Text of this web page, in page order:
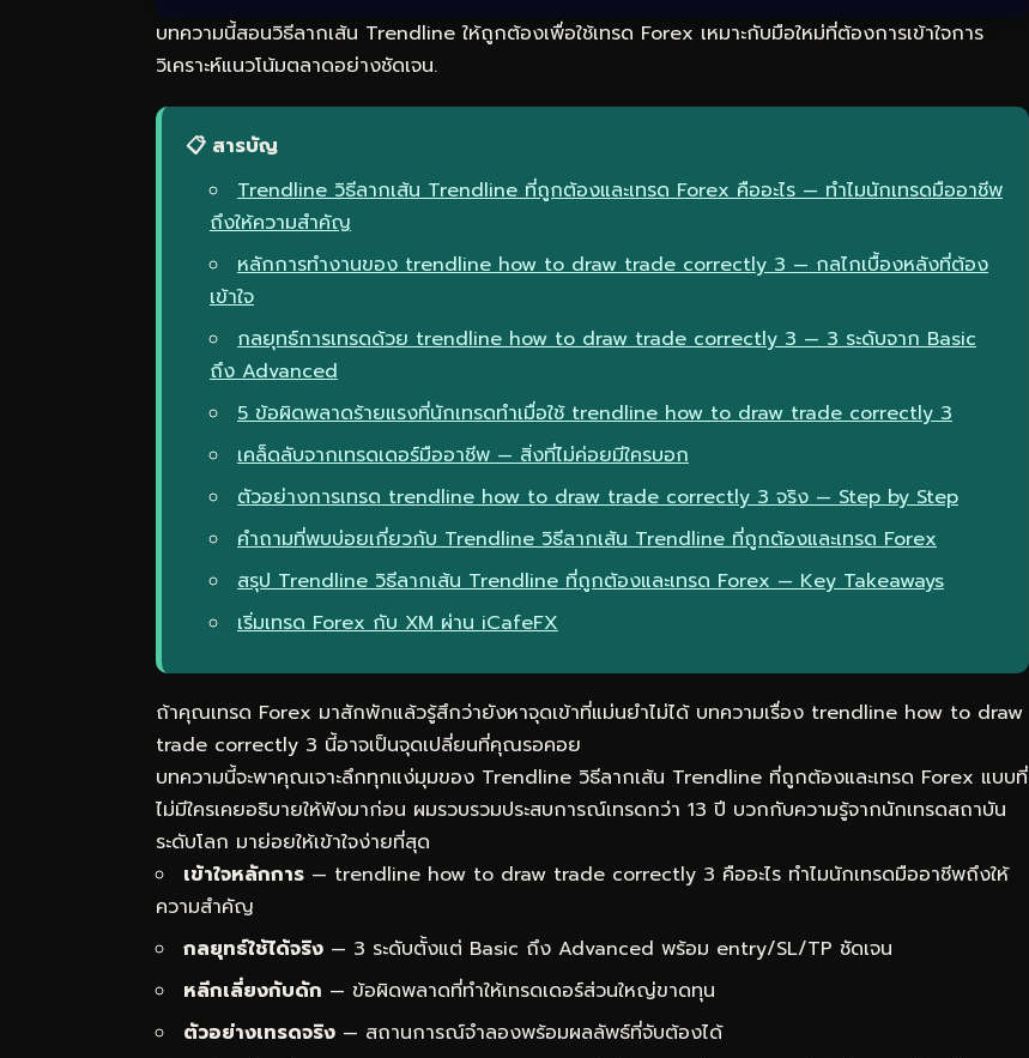
บทความนี้สอนวิธีลากเส้น Trendline ให้ถูกต้องเพื่อใช้เทรด Forex เหมาะกับมือใหม่ที่ต้องการเข้าใจการ
วิเคราะห์แนวโน้มตลาดอย่างชัดเจน.
📋 สารบัญ
Trendline วิธีลากเส้น Trendline ที่ถูกต้องและเทรด Forex คืออะไร — ทำไมนักเทรดมืออาชีพ
ถึงให้ความสำคัญ
หลักการทำงานของ trendline how to draw trade correctly 3 — กลไกเบื้องหลังที่ต้อง
เข้าใจ
กลยุทธ์การเทรดด้วย trendline how to draw trade correctly 3 — 3 ระดับจาก Basic
ถึง Advanced
5 ข้อผิดพลาดร้ายแรงที่นักเทรดทำเมื่อใช้ trendline how to draw trade correctly 3
เคล็ดลับจากเทรดเดอร์มืออาชีพ — สิ่งที่ไม่ค่อยมีใครบอก
ตัวอย่างการเทรด trendline how to draw trade correctly 3 จริง — Step by Step
คำถามที่พบบ่อยเกี่ยวกับ Trendline วิธีลากเส้น Trendline ที่ถูกต้องและเทรด Forex
สรุป Trendline วิธีลากเส้น Trendline ที่ถูกต้องและเทรด Forex — Key Takeaways
เริ่มเทรด Forex กับ XM ผ่าน iCafeFX
ถ้าคุณเทรด Forex มาสักพักแล้วรู้สึกว่ายังหาจุดเข้าที่แม่นยำไม่ได้ บทความเรื่อง trendline how to draw
trade correctly 3 นี้อาจเป็นจุดเปลี่ยนที่คุณรอคอย
บทความนี้จะพาคุณเจาะลึกทุกแง่มุมของ Trendline วิธีลากเส้น Trendline ที่ถูกต้องและเทรด Forex แบบที่
ไม่มีใครเคยอธิบายให้ฟังมาก่อน ผมรวบรวมประสบการณ์เทรดกว่า 13 ปี บวกกับความรู้จากนักเทรดสถาบัน
ระดับโลก มาย่อยให้เข้าใจง่ายที่สุด
เข้าใจหลักการ — trendline how to draw trade correctly 3 คืออะไร ทำไมนักเทรดมืออาชีพถึงให้
ความสำคัญ
กลยุทธ์ใช้ได้จริง — 3 ระดับตั้งแต่ Basic ถึง Advanced พร้อม entry/SL/TP ชัดเจน
หลีกเลี่ยงกับดัก — ข้อผิดพลาดที่ทำให้เทรดเดอร์ส่วนใหญ่ขาดทุน
ตัวอย่างเทรดจริง — สถานการณ์จำลองพร้อมผลลัพธ์ที่จับต้องได้